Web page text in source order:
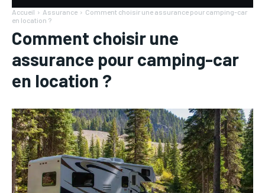
Accueil Assurance
Comment choisir une assurance pour camping-car
en location ?
Comment choisir une
assurance pour camping-car
en location ?